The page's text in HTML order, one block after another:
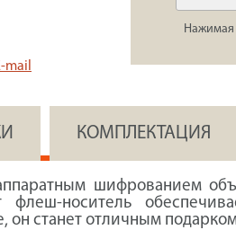
Нажимая
КОМПЛЕКТАЦИЯ
аппаратным
носитель
станет отличным